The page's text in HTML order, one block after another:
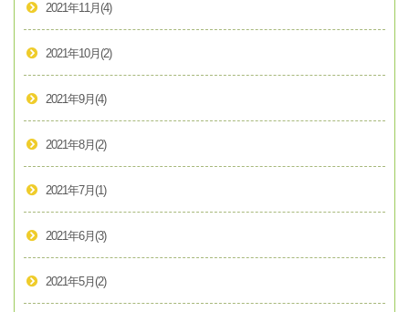
2021年11月 (4)
2021年10月 (2)
2021年9月 (4)
2021年8月 (2)
2021年7月 (1)
2021年6月 (3)
2021年5月 (2)